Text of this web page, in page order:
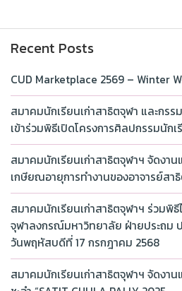
Recent Posts
CUD Marketplace 2569 – Winter
สมาคมนักเรียนเก่าสาธิตจุฬา และกรร
เข้าร่วมพิธีเปิดโครงการศิลปกรรมนัก
สมาคมนักเรียนเก่าสาธิตจุฬาฯ จัดงา
เกษียณอายุการทำงานของอาจารย์สา
สมาคมนักเรียนเก่าสาธิตจุฬาฯ ร่วมพิธี
จุฬาลงกรณ์มหาวิทยาลัย ฝ่ายประถม ป
วันพฤหัสบดีที่ 17 กรกฎาคม 2568
สมาคมนักเรียนเก่าสาธิตจุฬาฯ จัดงา